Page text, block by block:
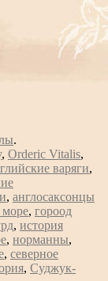
.
, Orderic Vitalis,
варяги,
, англосаксонцы
море, гороод
, история
, норманны,
, северное
, Суджук-